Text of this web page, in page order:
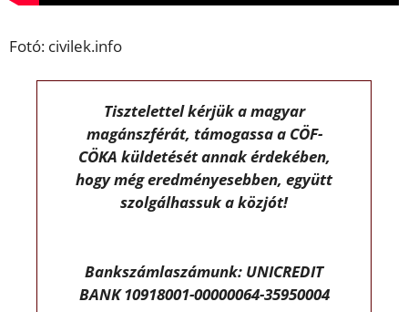
Fotó: civilek.info
Tisztelettel kérjük a magyar
magánszférát, támogassa a CÖF-
CÖKA küldetését annak érdekében,
hogy még eredményesebben, együtt
szolgálhassuk a közjót!
Bankszámlaszámunk: UNICREDIT
BANK 10918001-00000064-35950004